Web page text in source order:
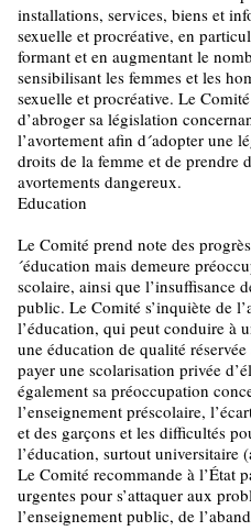
installations, services, biens et
sexuelle et procréative, en
formant et en augmentant le
sensibilisant les femmes et les
sexuelle et procréative. Le
d’abroger sa législation
l’avortement afin d´adopter une
droits de la femme et de prendre
avortements dangereux.
Education
Le Comité prend note des
´éducation mais demeure
scolaire, ainsi que l’insuffisance
public. Le Comité s’inquiète de
l’éducation, qui peut conduire à
une éducation de qualité
payer une scolarisation privée
également sa préoccupation
l’enseignement préscolaire,
et des garçons et les difficultés
l’éducation, surtout universitaire
Le Comité recommande à l’État
urgentes pour s’attaquer aux
l’enseignement public, de